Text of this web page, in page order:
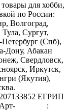
для хобби,
по России:
Волгоград,
Сургут,
(Спб),
Дону, Абакан
Свердловск,
Иркутск,
(Якутия),
ЕГРИП
: